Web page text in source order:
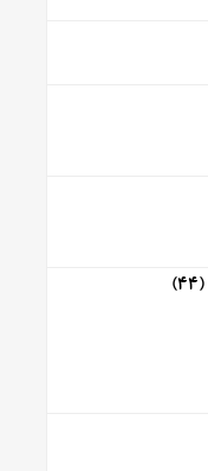
(44)